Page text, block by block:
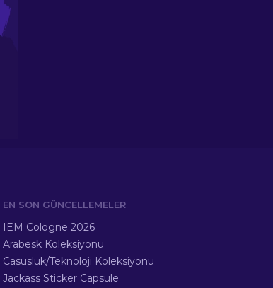
EN SON GÜNCELLEMELER
IEM Cologne 2026
Arabesk Koleksiyonu
Casusluk/Teknoloji Koleksiyonu
Jackass Sticker Capsule